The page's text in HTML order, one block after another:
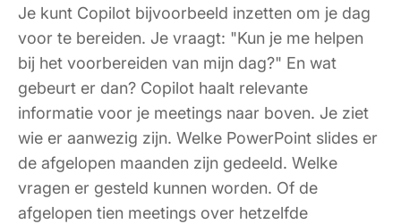
Je kunt Copilot bijvoorbeeld inzetten om je dag
voor te bereiden. Je vraagt: "Kun je me helpen
bij het voorbereiden van mijn dag?" En wat
gebeurt er dan? Copilot haalt relevante
informatie voor je meetings naar boven. Je ziet
wie er aanwezig zijn. Welke PowerPoint slides er
de afgelopen maanden zijn gedeeld. Welke
vragen er gesteld kunnen worden. Of de
afgelopen tien meetings over hetzelfde